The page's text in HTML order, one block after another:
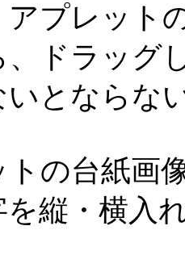
アプレット
、ドラッグ
いとならな
トの台紙画
を縦・横入